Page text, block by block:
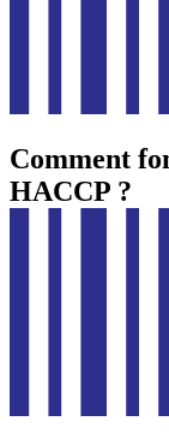
Comment
HACCP ?